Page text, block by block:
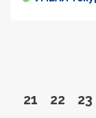
Go to page
21 Go to
22 23